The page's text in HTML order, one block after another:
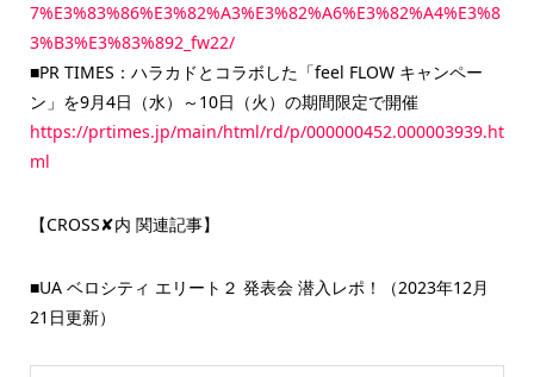
7%E3%83%86%E3%82%A3%E3%82%A6%E3%82%A4%E3%8
3%B3%E3%83%892_fw22/
■PR TIMES：ハラカドとコラボした「feel FLOW キャンペー
ン」を9月4日（水）～10日（火）の期間限定で開催
https://prtimes.jp/main/html/rd/p/000000452.000003939.ht
ml
【CROSS✘内 関連記事】
■UA ベロシティ エリート２ 発表会 潜入レポ！（2023年12月
21日更新）